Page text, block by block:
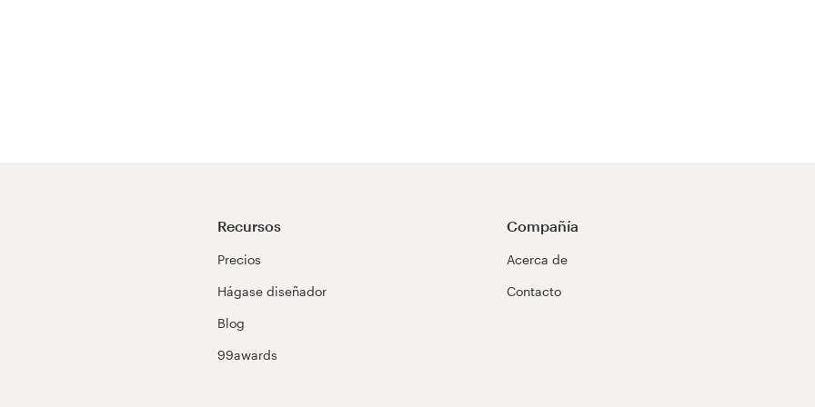
Recursos
Precios
Hágase diseñador
Blog
99awards
Compañía
Acerca de
Contacto